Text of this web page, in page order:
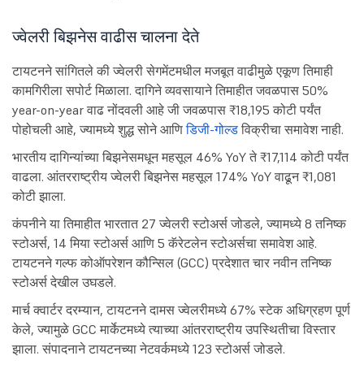
ज्वेलरी बिझनेस वाढीस चालना देते
टायटनने सांगितले की ज्वेलरी सेगमेंटमधील मजबूत वाढीमुळे एकूण तिमाही
कामगिरीला सपोर्ट मिळाला. दागिने व्यवसायाने तिमाहीत जवळपास 50%
year-on-year वाढ नोंदवली आहे जी जवळपास ₹18,195 कोटी पर्यंत
पोहोचली आहे, ज्यामध्ये शुद्ध सोने आणिडिजी-गोल्ड विक्रीचा समावेश नाही.
भारतीय दागिन्यांच्या बिझनेसमधून महसूल 46% YoY ते ₹17,114 कोटी पर्यंत
वाढला. आंतरराष्ट्रीय ज्वेलरी बिझनेस महसूल 174% YoY वाढून ₹1,081
कोटी झाला.
कंपनीने या तिमाहीत भारतात 27 ज्वेलरी स्टोअर्स जोडले, ज्यामध्ये 8 तनिष्क
स्टोअर्स, 14 मिया स्टोअर्स आणि 5 कॅरेटलेन स्टोअर्सचा समावेश आहे.
टायटनने गल्फ कोऑपरेशन कौन्सिल (GCC) प्रदेशात चार नवीन तनिष्क
स्टोअर्स देखील उघडले.
मार्च क्वार्टर दरम्यान, टायटनने दामस ज्वेलरीमध्ये 67% स्टेक अधिग्रहण पूर्ण
केले, ज्यामुळे GCC मार्केटमध्ये त्याच्या आंतरराष्ट्रीय उपस्थितीचा विस्तार
झाला. संपादनाने टायटनच्या नेटवर्कमध्ये 123 स्टोअर्स जोडले.